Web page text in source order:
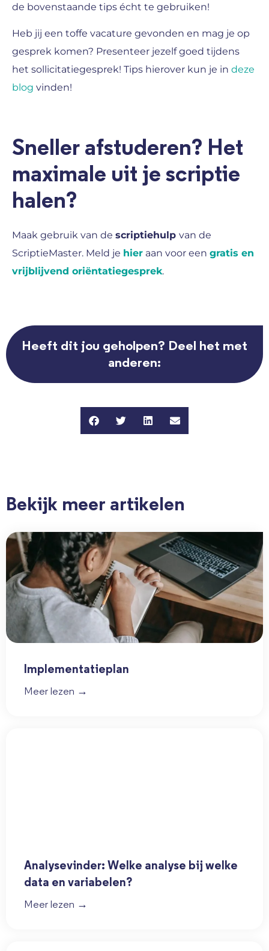
de bovenstaande tips écht te gebruiken!
Heb jij een toffe vacature gevonden en mag je op
gesprek komen? Presenteer jezelf goed tijdens
het sollicitatiegesprek! Tips hierover kun je in deze
blog vinden!
Sneller afstuderen? Het
maximale uit je scriptie
halen?
Maak gebruik van de scriptiehulp van de
ScriptieMaster. Meld je hier aan voor een gratis en
vrijblijvend oriëntatiegesprek.
Heeft dit jou geholpen? Deel het met
anderen:
Bekijk meer artikelen
Implementatieplan
Meer lezen →
Analysevinder: Welke analyse bij welke
data en variabelen?
Meer lezen →